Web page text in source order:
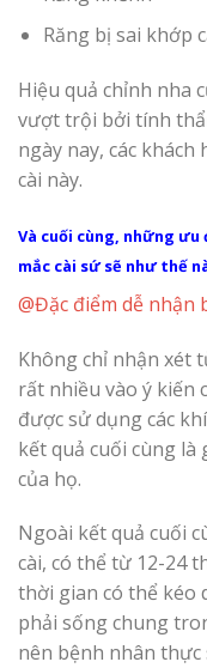
Răng bị sai khớp
Hiệu quả chỉnh nha
vượt trội bởi tính
ngày nay, các
cài này.
Và cuối cùng, những
mắc cài sứ sẽ như thế
@Đặc điểm dễ nhận
Không chỉ nhận xét
rất nhiều vào ý kiến
được sử dụng các
kết quả cuối cùng là
của họ.
Ngoài kết quả cuối
cài, có thể từ 12-24
thời gian có thể kéo
phải sống chung
nên bệnh nhân thực